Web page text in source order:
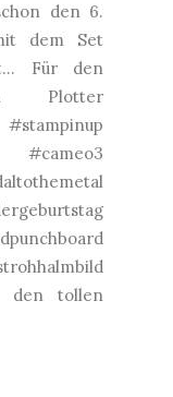
den 6.
dem Set
Für den
Plotter
#cameo3
den tollen